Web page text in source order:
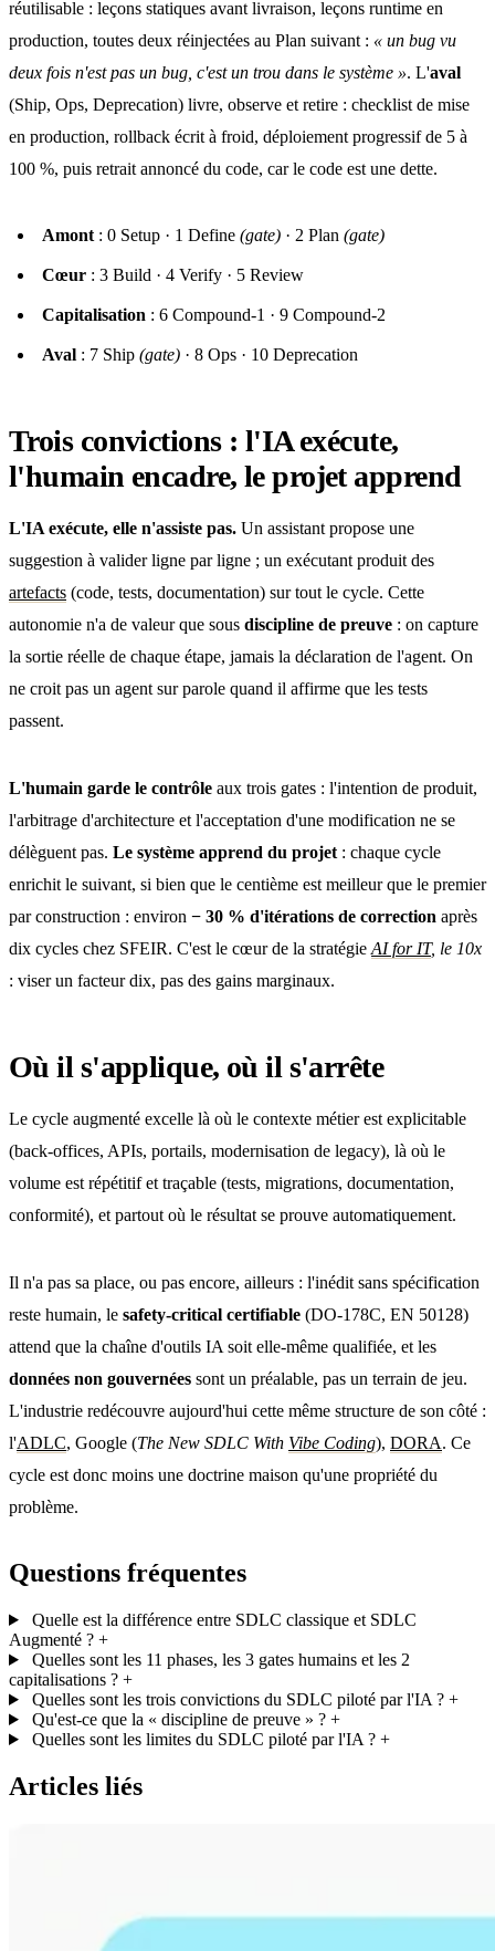
réutilisable : leçons statiques avant livraison, leçons runtime en
production, toutes deux réinjectées au Plan suivant : « un bug vu
deux fois n'est pas un bug, c'est un trou dans le système ». L'aval
(Ship, Ops, Deprecation) livre, observe et retire : checklist de mise
en production, rollback écrit à froid, déploiement progressif de 5 à
100 %, puis retrait annoncé du code, car le code est une dette.
Amont: 0 Setup · 1 Define (gate)· 2 Plan (gate)
Cœur: 3 Build · 4 Verify · 5 Review
Capitalisation : 6 Compound-1 · 9 Compound-2
Aval: 7 Ship (gate)· 8 Ops · 10 Deprecation
Trois convictions : l'IA exécute,
l'humain encadre, le projet apprend
L'IA exécute, elle n'assiste pas. Un assistant propose une
suggestion à valider ligne par ligne ; un exécutant produit des
artefacts (code, tests, documentation) sur tout le cycle. Cette
autonomie n'a de valeur que sous discipline de preuve : on capture
la sortie réelle de chaque étape, jamais la déclaration de l'agent. On
ne croit pas un agent sur parole quand il affirme que les tests
passent.
L'humain garde le contrôle aux trois gates : l'intention de produit,
l'arbitrage d'architecture et l'acceptation d'une modification ne se
délèguent pas. Le système apprend du projet : chaque cycle
enrichit le suivant, si bien que le centième est meilleur que le premier
par construction : environ − 30 % d'itérations de correction après
dix cycles chez SFEIR. C'est le cœur de la stratégie AI for IT, le 10x
: viser un facteur dix, pas des gains marginaux.
Où il s'applique, où il s'arrête
Le cycle augmenté excelle là où le contexte métier est explicitable
(back-offices, APIs, portails, modernisation de legacy), là où le
volume est répétitif et traçable (tests, migrations, documentation,
conformité), et partout où le résultat se prouve automatiquement.
Il n'a pas sa place, ou pas encore, ailleurs : l'inédit sans spécification
reste humain, le safety-critical certifiable (DO-178C, EN 50128)
attend que la chaîne d'outils IA soit elle-même qualifiée, et les
données non gouvernées sont un préalable, pas un terrain de jeu.
L'industrie redécouvre aujourd'hui cette même structure de son côté :
l'ADLC, Google (The New SDLC With Vibe Coding), DORA. Ce
cycle est donc moins une doctrine maison qu'une propriété du
problème.
Questions fréquentes
Quelle est la différence entre SDLC classique et SDLC
Augmenté ? +
Quelles sont les 11 phases, les 3 gates humains et les 2
capitalisations ? +
Quelles sont les trois convictions du SDLC piloté par l'IA ? +
Qu'est-ce que la « discipline de preuve » ? +
Quelles sont les limites du SDLC piloté par l'IA ? +
Articles liés